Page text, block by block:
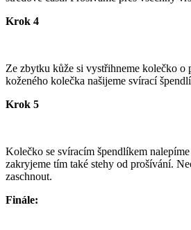
Krok 4
Ze zbytku kůže si vystřihneme kolečko o
koženého kolečka našijeme svírací
Krok 5
Kolečko se svíracím špendlíkem
zakryjeme tím také stehy od prošívání.
zaschnout.
Finále: